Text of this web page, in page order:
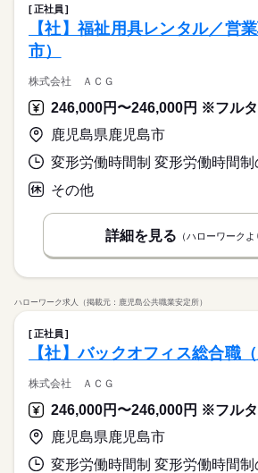
正社員
【社】福祉用具レンタル／営
市）
株式会社 ＡＣＧ
鹿児島県鹿児島市
その他
詳細を見る （ハローワークよ
ハローワーク求人（掲載元：鹿児島公共職業安定所）
正社員
【社】バックオフィス総合職（
株式会社 ＡＣＧ
鹿児島県鹿児島市